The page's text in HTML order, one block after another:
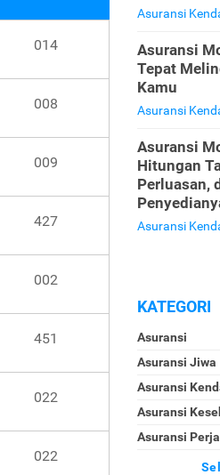
014
008
009
427
002
451
022
022
Asuransi
Asuransi
Tepat
Kamu
Asuransi
Asuransi
Hitungan
Perluasan,
Asuransi
KATEGORI
Asuransi
Asuransi Jiwa
Asuransi
Asuransi
Asuransi